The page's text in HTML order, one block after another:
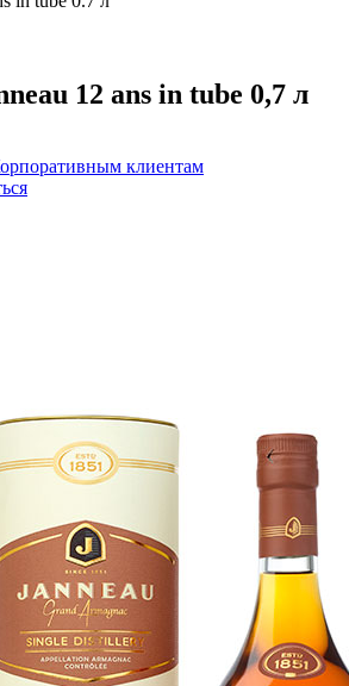
12 ans in tube 0,7 л
клиентам